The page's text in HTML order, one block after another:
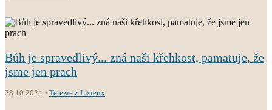
Bůh je spravedlivý... zná naši křehkost, pamatuje, že
jsme jen prach
28.10.2024 Terezie z Lisieux